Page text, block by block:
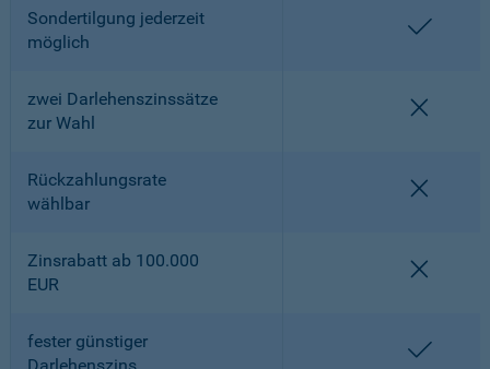
Sondertilgung jederzeit
möglich
zwei Darlehenszinssätze
zur Wahl
Rückzahlungsrate
wählbar
Zinsrabatt ab 100.000
EUR
fester günstiger